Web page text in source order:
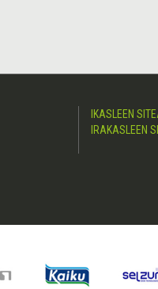
IKASLEEN
IRAKASLEEN